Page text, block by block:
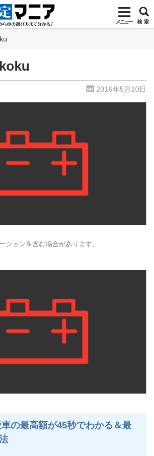
メニュー 検 索
2016年5月10日
ションを含む場合があります。
車の最高額が45秒でわかる＆最